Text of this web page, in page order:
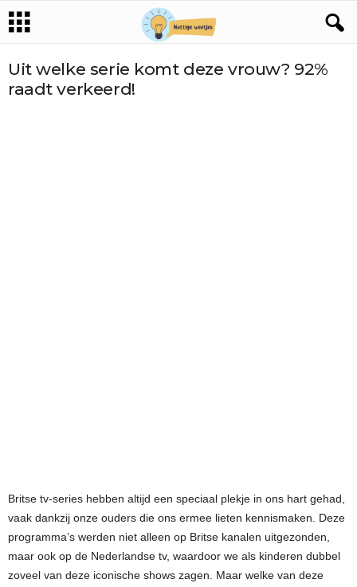
Uit welke serie komt deze vrouw? 92%
raadt verkeerd!
Britse tv-series hebben altijd een speciaal plekje in ons hart gehad,
vaak dankzij onze ouders die ons ermee lieten kennismaken. Deze
programma’s werden niet alleen op Britse kanalen uitgezonden,
maar ook op de Nederlandse tv, waardoor we als kinderen dubbel
zoveel van deze iconische shows zagen. Maar welke van deze